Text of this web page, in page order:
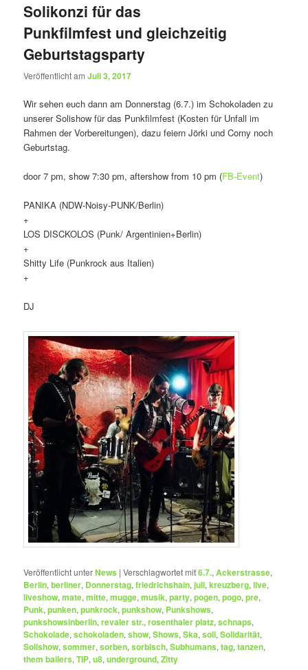
Solikonzi für das
Punkfilmfest und gleichzeitig
Geburtstagsparty
Veröffentlicht amJuli 3, 2017
Wir sehen euch dann am Donnerstag (6.7.) im Schokoladen zu
unserer Solishow für das Punkfilmfest (Kosten für Unfall im
Rahmen der Vorbereitungen), dazu feiern Jörki und Corny noch
Geburtstag.
door 7 pm, show 7:30 pm, aftershow from 10 pm (FB-Event)
PANIKA (NDW-Noisy-PUNK/Berlin)
+
LOS DISCKOLOS (Punk/ Argentinien+Berlin)
+
Shitty Life (Punkrock aus Italien)
+
DJ
Veröffentlicht unterNews |Verschlagwortet mit6.7.,Ackerstrasse,
Berlin,berliner, Donnerstag,friedrichshain,juli,kreuzberg,live,
liveshow,mate,mitte,mugge,musik,party,pogen,pogo,pre,
Punk,punken,punkrock,punkshow, Punkshows,
punkshowsinberlin,revaler str.,rosenthaler platz,schnaps,
Schokolade,schokoladen,show,Shows,Ska,soli,Solidarität,
Solishow,sommer,sorben,sorbisch,Subhumans,tag,tanzen,
them bailers,TIP,u8,underground,Zitty